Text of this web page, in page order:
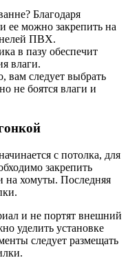
Благодаря
ее можно закрепить на
ПВХ.
в пазу обеспечит
влаги.
вам следует выбрать
не боятся влаги и
с потолка, для
закрепить
на хомуты. Последняя
и не портят внешний
уделить установке
следует размещать